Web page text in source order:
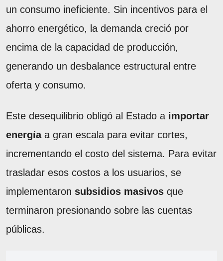
un consumo ineficiente. Sin incentivos para el
ahorro energético, la demanda creció por
encima de la capacidad de producción,
generando un desbalance estructural entre
oferta y consumo.
Este desequilibrio obligó al Estado a importar
energíaa gran escala para evitar cortes,
incrementando el costo del sistema. Para evitar
trasladar esos costos a los usuarios, se
implementaron subsidios masivos que
terminaron presionando sobre las cuentas
públicas.